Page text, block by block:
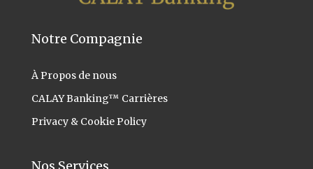
Notre Compagnie
À Propos de nous
CALAY Banking™ Carrières
Privacy & Cookie Policy